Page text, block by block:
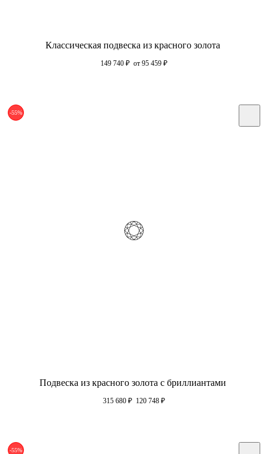
Классическая подвеска из красного золота
149 740 ₽ от 95 459 ₽
-55%
Подвеска из красного золота с бриллиантами
315 680 ₽ 120 748 ₽
-55%